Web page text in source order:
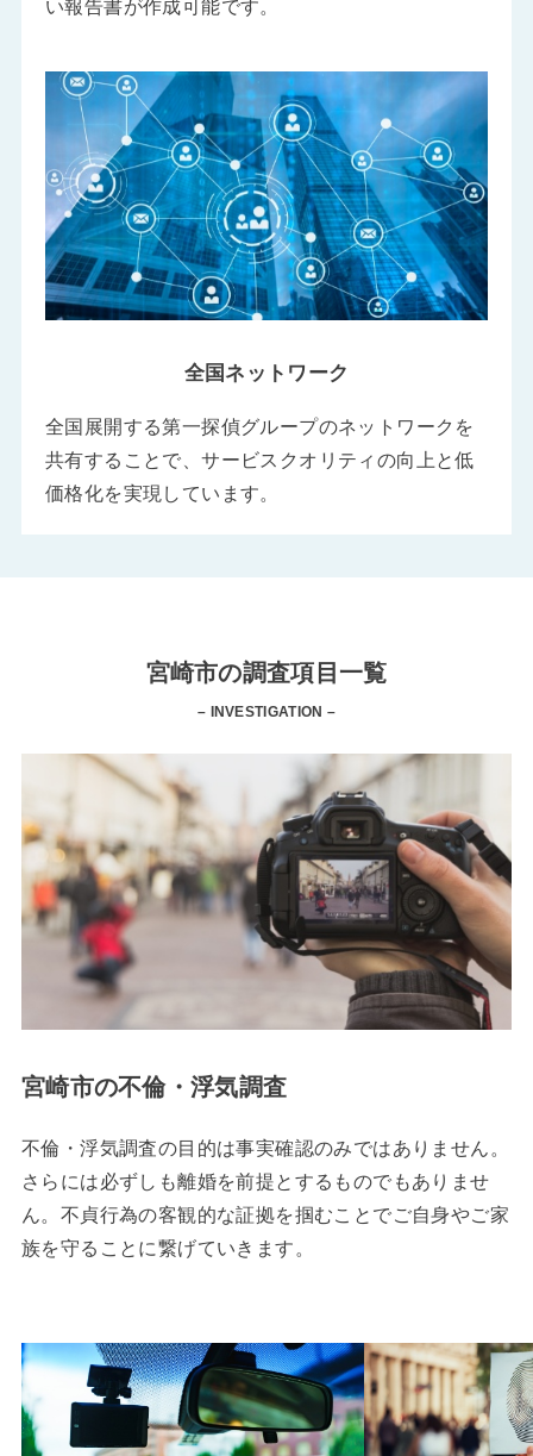
い報告書が作成可能です。
全国ネットワーク
全国展開する第一探偵グループのネットワークを
共有することで、サービスクオリティの向上と低
価格化を実現しています。
宮崎市の調査項目一覧
– INVESTIGATION –
宮崎市の不倫・浮気調査
不倫・浮気調査の目的は事実確認のみではありません。
さらには必ずしも離婚を前提とするものでもありませ
ん。不貞行為の客観的な証拠を掴むことでご自身やご家
族を守ることに繋げていきます。